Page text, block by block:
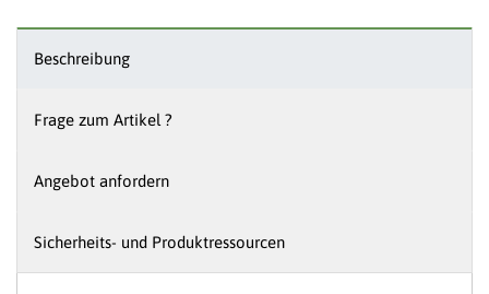
Beschreibung
Frage zum Artikel ?
Angebot anfordern
Sicherheits- und Produktressourcen